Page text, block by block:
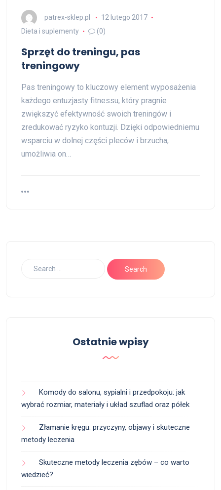
patrex-sklep.pl
12 lutego 2017
Dieta i suplementy
(0)
Sprzęt do treningu, pas
treningowy
Pas treningowy to kluczowy element wyposażenia
każdego entuzjasty fitnessu, który pragnie
zwiększyć efektywność swoich treningów i
zredukować ryzyko kontuzji. Dzięki odpowiedniemu
wsparciu w dolnej części pleców i brzucha,
umożliwia on…
Ostatnie wpisy
Komody do salonu, sypialni i przedpokoju: jak
wybrać rozmiar, materiały i układ szuflad oraz półek
Złamanie kręgu: przyczyny, objawy i skuteczne
metody leczenia
Skuteczne metody leczenia zębów – co warto
wiedzieć?